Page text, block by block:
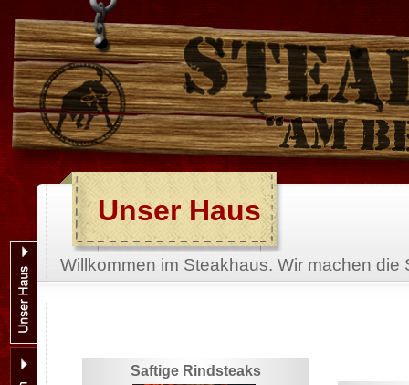
Unser Haus
Willkommen im Steakhaus. Wir machen die
Saftige Rindsteaks